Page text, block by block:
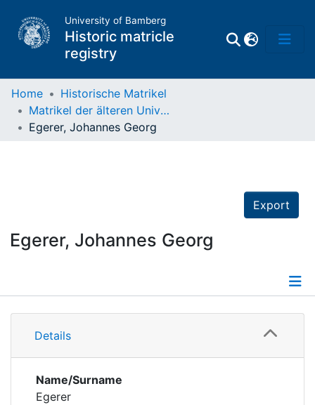
University of Bamberg
Historic matricle
registry
Matrikel
Home
Historische Matrikel
Matrikel der älteren Universität
Egerer, Johannes Georg
Export
Egerer, Johannes Georg
Details
Details
Name/Surname
Egerer